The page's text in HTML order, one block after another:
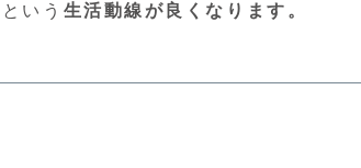
いう 生活動線が良くなります。